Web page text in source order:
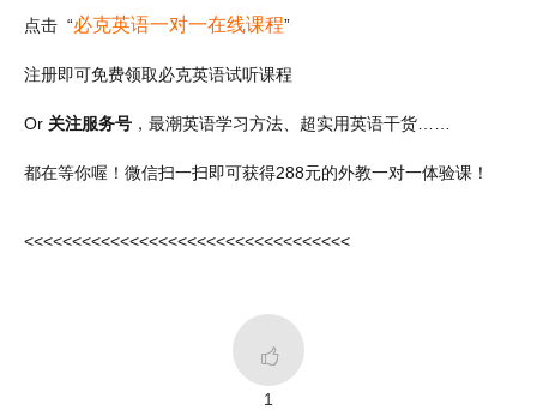
点击 “必克英语一对一在线课程”
注册即可免费领取必克英语试听课程
Or 关注服务号 ，最潮英语学习方法、超实用英语干货……
都在等你喔！微信扫一扫即可获得288元的外教一对一体验课！
<<<<<<<<<<<<<<<<<<<<<<<<<<<<<<<<<<

1